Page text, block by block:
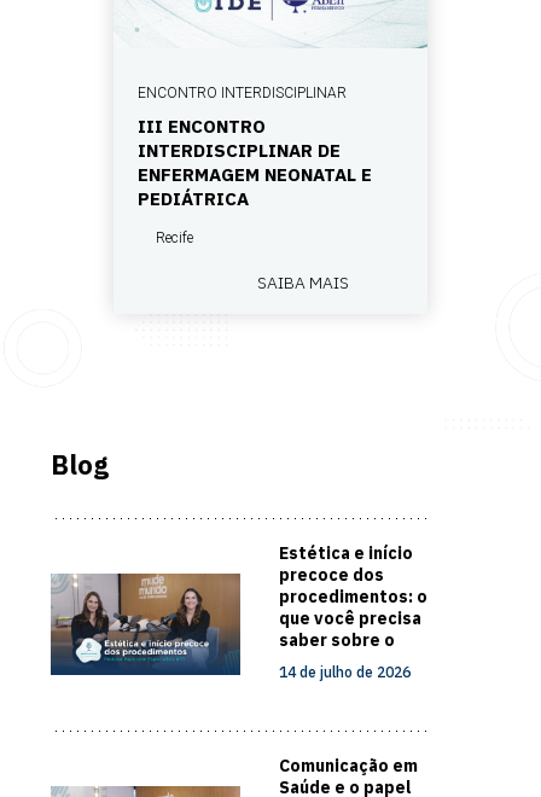
ENCONTRO INTERDISCIPLINAR
III ENCONTRO
INTERDISCIPLINAR DE
ENFERMAGEM NEONATAL E
PEDIÁTRICA
Recife
SAIBA MAIS
Blog
Estética e início
precoce dos
procedimentos: o
que você precisa
saber sobre o
cuidado com a
pele
14 de julho de 2026
Comunicação em
Saúde e o papel